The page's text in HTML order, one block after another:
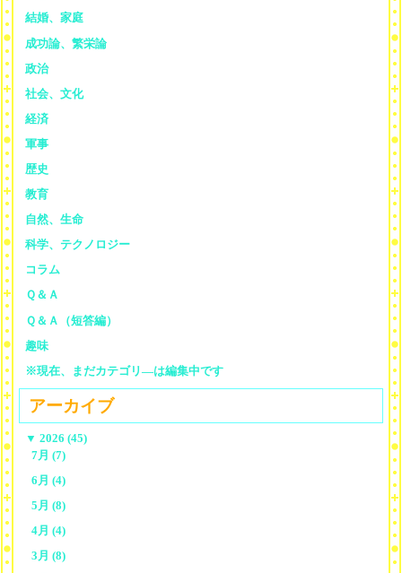
結婚、家庭
成功論、繁栄論
政治
社会、文化
経済
軍事
歴史
教育
自然、生命
科学、テクノロジー
コラム
Ｑ＆Ａ
Ｑ＆Ａ（短答編）
趣味
※現在、まだカテゴリ—は編集中です
アーカイブ
▼ 2026 (45)
7月 (7)
6月 (4)
5月 (8)
4月 (4)
3月 (8)